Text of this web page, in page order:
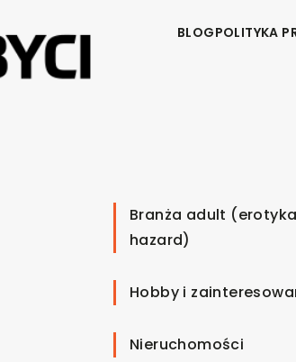
BLOGPOLITYKA
Branża adult
hazard)
Hobby i
Nieruchomości